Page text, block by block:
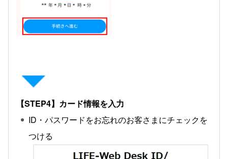
【STEP4】カード情報を入力
ID・パスワードをお忘れのお客さまにチェックを
つける